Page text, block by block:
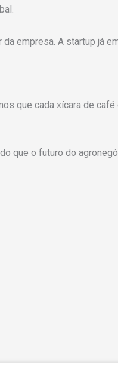
empresa. A startup já
que cada xícara de café
que o futuro do